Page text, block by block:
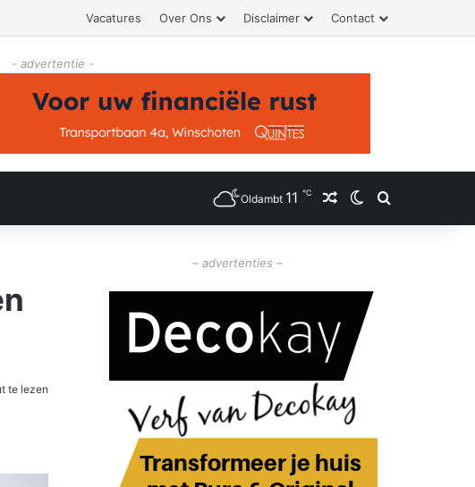
Vacatures Over Ons Disclaimer Contact
- advertentie -
Oldambt 11 ℃ Willekeurig artikel
Switch skin
Zoeken
te lezen
– advertenties –